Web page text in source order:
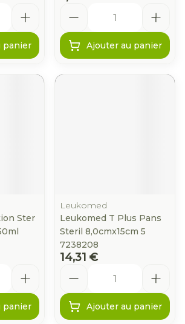
panier Ajouter au panier
Ster
panier
Leukomed
Leukomed T Plus Pans
Steril 8,0cmx15cm 5
7238208
14,31 €
Ajouter au panier